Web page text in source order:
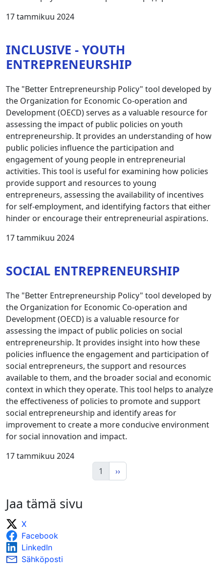
17 tammikuu 2024
INCLUSIVE - YOUTH
ENTREPRENEURSHIP
The "Better Entrepreneurship Policy" tool developed by
the Organization for Economic Co-operation and
Development (OECD) serves as a valuable resource for
assessing the impact of public policies on youth
entrepreneurship. It provides an understanding of how
public policies influence the participation and
engagement of young people in entrepreneurial
activities. This tool is useful for examining how policies
provide support and resources to young
entrepreneurs, assessing the availability of incentives
for self-employment, and identifying factors that either
hinder or encourage their entrepreneurial aspirations.
17 tammikuu 2024
SOCIAL ENTREPRENEURSHIP
The "Better Entrepreneurship Policy" tool developed by
the Organization for Economic Co-operation and
Development (OECD) is a valuable resource for
assessing the impact of public policies on social
entrepreneurship. It provides insight into how these
policies influence the engagement and participation of
social entrepreneurs, the support and resources
available to them, and the broader social and economic
context in which they operate. This tool helps to analyze
the effectiveness of policies to promote and support
social entrepreneurship and identify areas for
improvement to create a more conducive environment
for social innovation and impact.
17 tammikuu 2024
1
››
Jaa tämä sivu
X
Facebook
LinkedIn
Sähköposti